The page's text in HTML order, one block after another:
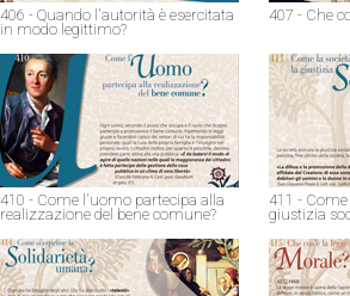
406 - Quando l'autorità è esercitata
in modo legittimo?
407 - Che
410 - Come l'uomo partecipa alla
realizzazione del bene comune?
411 -
giustizia